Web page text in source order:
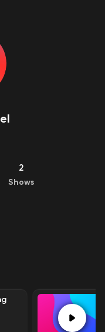
2
Shows